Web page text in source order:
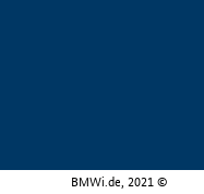
BMWi.de, 2021 ©